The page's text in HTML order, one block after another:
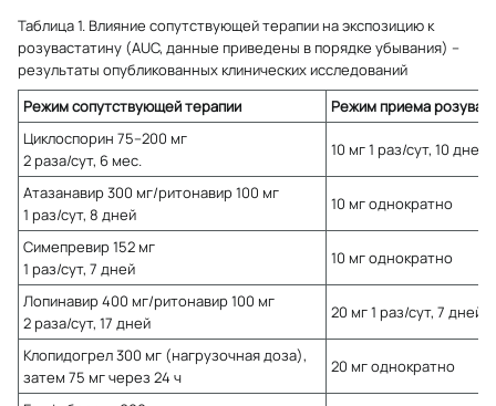
Таблица 1. Влияние сопутствующей терапии на экспозицию к
розувастатину (AUC, данные приведены в порядке убывания) –
результаты опубликованных клинических исследований
Режим сопутствующей терапии
Режим приема
Циклоспорин 75–200 мг
2 раза/сут, 6 мес.
10 мг 1 раз/сут, 10 дней
Атазанавир 300 мг/ритонавир 100 мг
1 раз/сут, 8 дней
10 мг однократно
Симепревир 152 мг
1 раз/сут, 7 дней
10 мг однократно
Лопинавир 400 мг/ритонавир 100 мг
2 раза/сут, 17 дней
20 мг 1 раз/сут, 7 дней
Клопидогрел 300 мг (нагрузочная доза),
затем 75 мг через 24 ч
20 мг однократно